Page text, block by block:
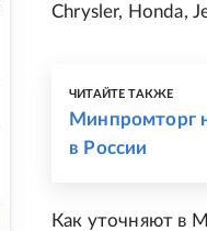
Chrysler, Honda,
ЧИТАЙТЕ ТАКЖЕ
Минпромторг
в России
Как уточняют в